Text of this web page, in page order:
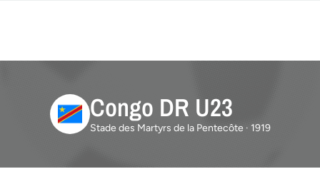
Congo DR U23
Stade des Martyrs de la Pentecôte · 1919